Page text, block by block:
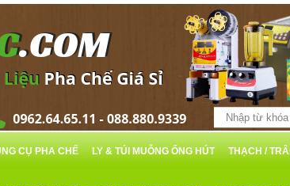
CỤ PHA CHẾ LY & TÚI MUỖNG ỐNG HÚT THẠCH /